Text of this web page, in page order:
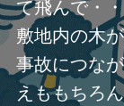
て飛んで・
敷地内の木
事故につな
えももちろ